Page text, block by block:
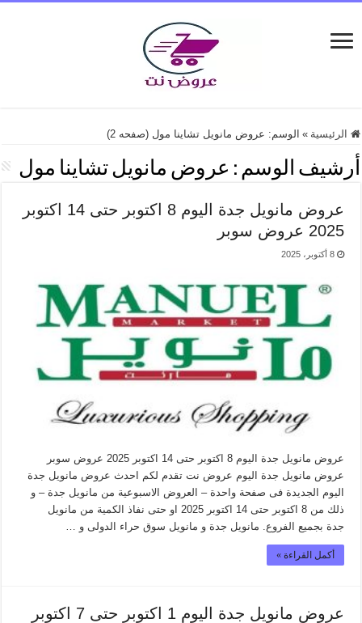
الرئيسية » الوسم: عروض مانويل تشاينا مول (صفحه 2)
أرشيف الوسم : عروض مانويل تشاينا مول
عروض مانويل جدة اليوم 8 اكتوبر حتى 14 اكتوبر
2025 عروض سوبر
8 أكتوبر، 2025
عروض مانويل جدة اليوم 8 اكتوبر حتى 14 اكتوبر 2025 عروض سوبر
عروض مانويل جدة اليوم عروض نت تقدم لكم احدث عروض مانويل جدة
اليوم الجديدة فى صفحة واحدة – العروض الاسبوعية من مانويل جدة – و
ذلك من 8 اكتوبر حتى 14 اكتوبر 2025 او حتى نفاذ الكمية من مانويل
جدة بجميع الفروع. مانويل جدة و مانويل سوق حراء الدولى و …
أكمل القراءة »
عروض مانويل جدة اليوم 1 اكتوبر حتى 7 اكتوبر